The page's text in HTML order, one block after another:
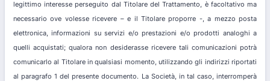
legittimo interesse perseguito dal Titolare del Trattamento, è facoltativo ma
necessario ove volesse ricevere – e il Titolare proporre -, a mezzo posta
elettronica, informazioni su servizi e/o prestazioni e/o prodotti analoghi a
quelli acquistati; qualora non desiderasse ricevere tali comunicazioni potrà
comunicarlo al Titolare in qualsiasi momento, utilizzando gli indirizzi riportati
al paragrafo 1 del presente documento. La Società, in tal caso, interromperà